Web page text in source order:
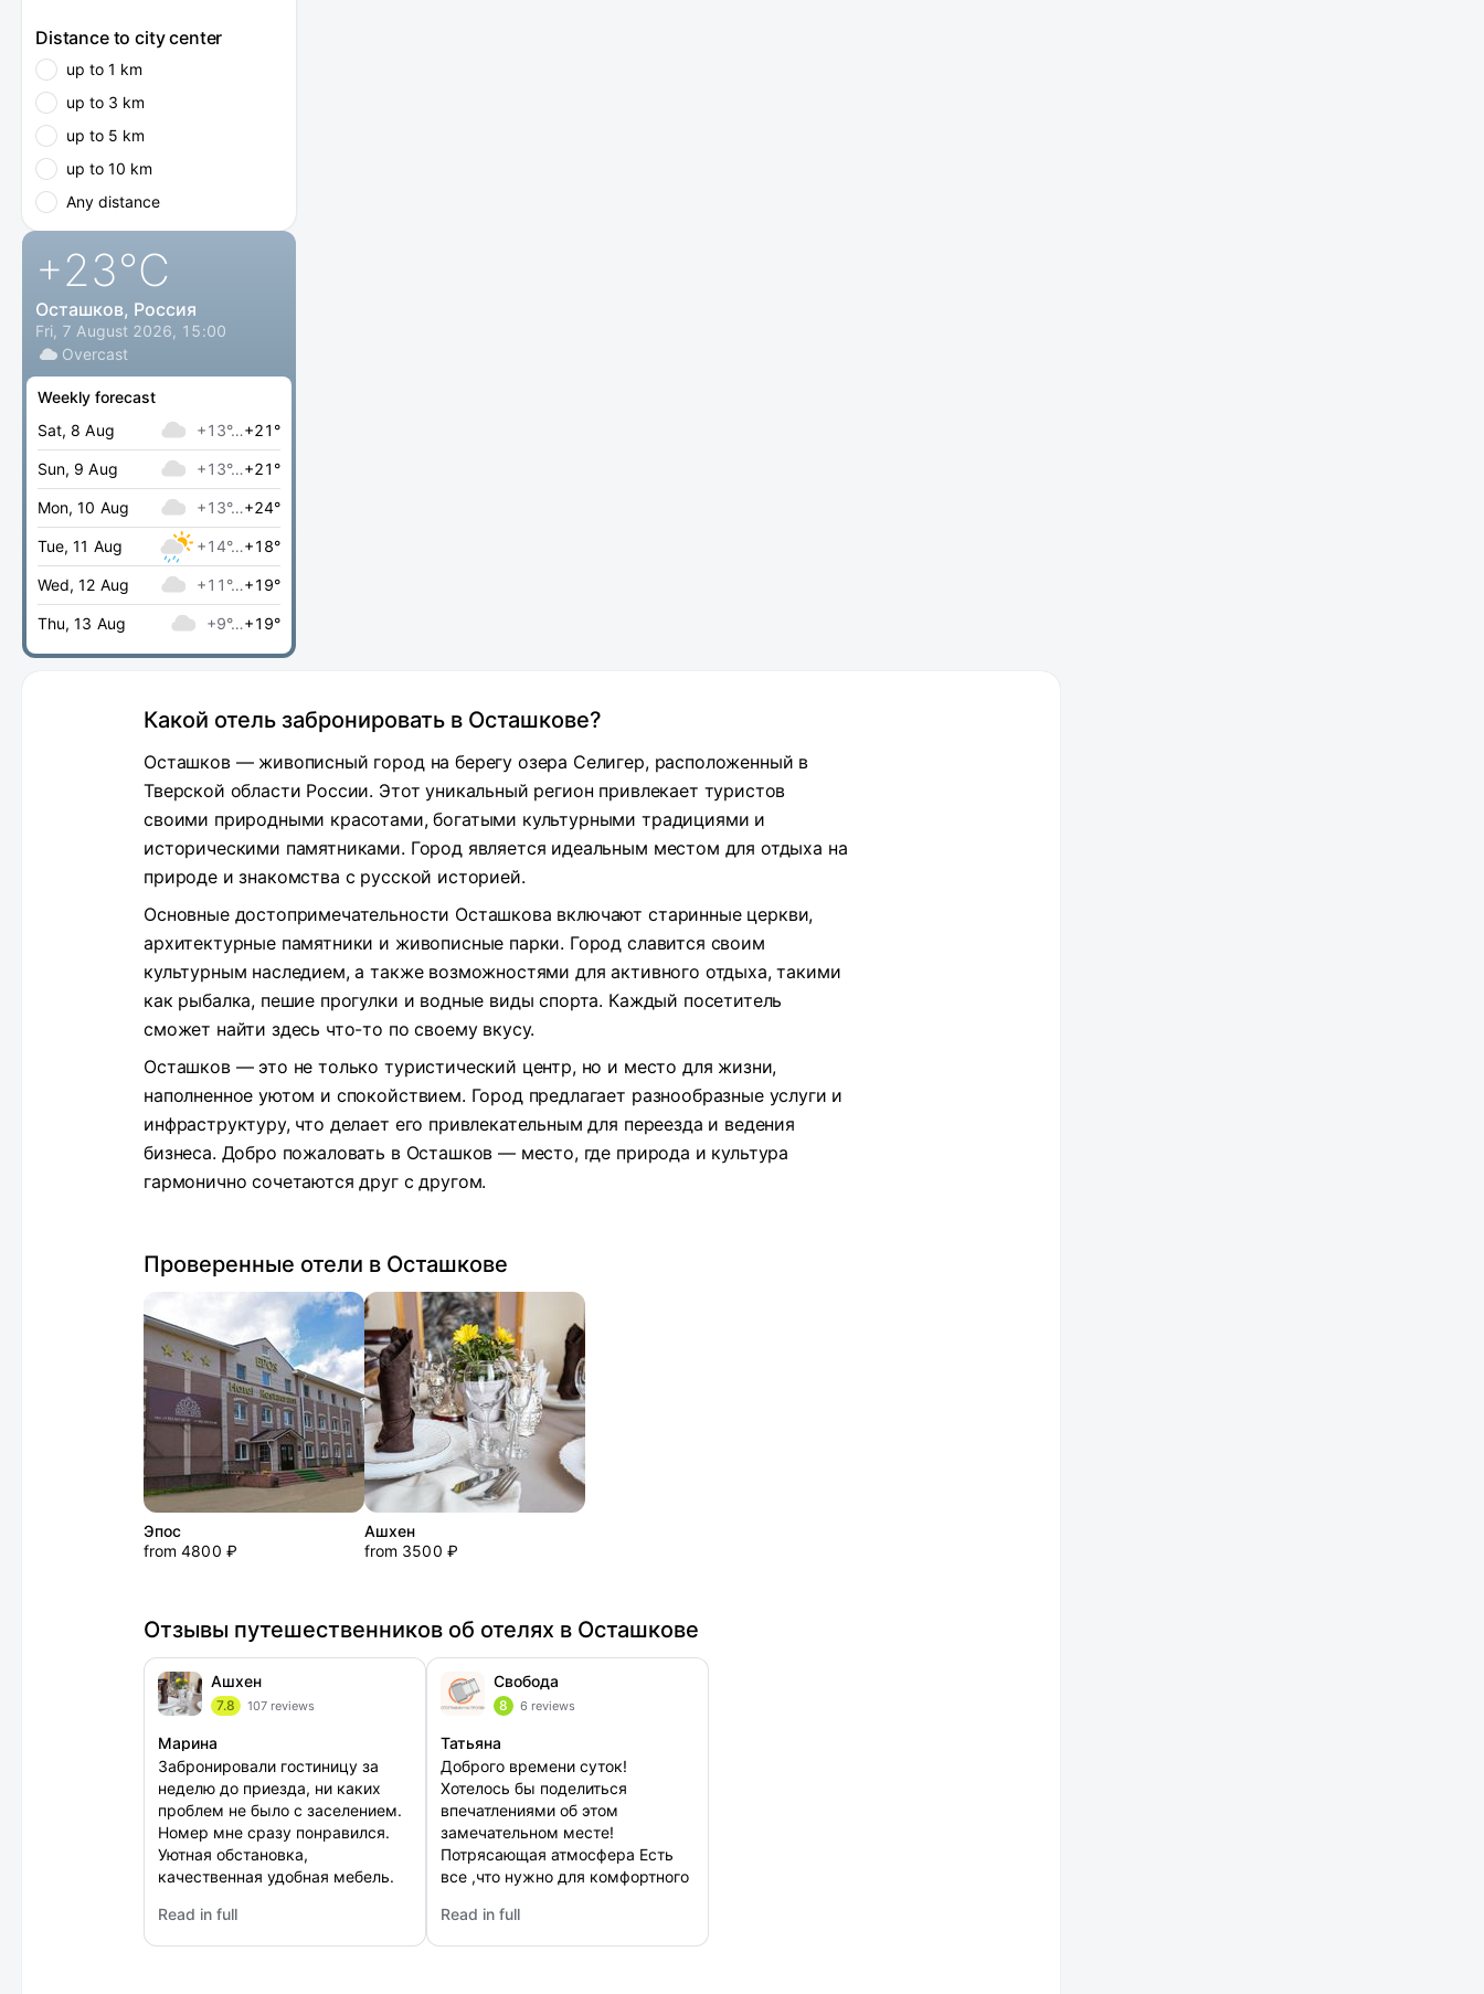
Distance to city center
up to 1 km
up to 3 km
up to 5 km
up to 10 km
Any distance
+23°C
Осташков, Россия
Fri, 7 August 2026, 15:00
Overcast
Weekly forecast
Sat, 8 Aug
+13°…+21°
Sun, 9 Aug +13°…+21°
Mon, 10 Aug +13°…+24°
Tue, 11 Aug +14°…+18°
Wed, 12 Aug +11°…+19°
Thu, 13 Aug +9°…+19°
Какой отель забронировать в Осташкове?
Осташков — живописный город на берегу озера Селигер, расположенный в
Тверской области России. Этот уникальный регион привлекает туристов
своими природными красотами, богатыми культурными традициями и
историческими памятниками. Город является идеальным местом для отдыха на
природе и знакомства с русской историей.
Основные достопримечательности Осташкова включают старинные церкви,
архитектурные памятники и живописные парки. Город славится своим
культурным наследием, а также возможностями для активного отдыха, такими
как рыбалка, пешие прогулки и водные виды спорта. Каждый посетитель
сможет найти здесь что-то по своему вкусу.
Осташков — это не только туристический центр, но и место для жизни,
наполненное уютом и спокойствием. Город предлагает разнообразные услуги и
инфраструктуру, что делает его привлекательным для переезда и ведения
бизнеса. Добро пожаловать в Осташков — место, где природа и культура
гармонично сочетаются друг с другом.
Проверенные отели в Осташкове
Эпос
from 4800 ₽
Ашхен
from 3500 ₽
Отзывы путешественников об отелях в Осташкове
Ашхен
7.8 107 reviews
Марина
Забронировали гостиницу за
неделю до приезда, ни каких
проблем не было с заселением.
Номер мне сразу понравился.
Уютная обстановка,
качественная удобная мебель.
мне кухня очень понравилась,
все вкусное. Расположение мне
Read in full
: Ашхен
Свобода
8 6 reviews
Татьяна
Доброго времени суток!
Хотелось бы поделиться
впечатлениями об этом
замечательном месте!
Потрясающая атмосфера Есть
все ,что нужно для комфортного
нас с любовью ,ещё и подарок
подарили!)))) Безумное
Read in full
: Свобода